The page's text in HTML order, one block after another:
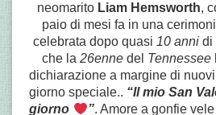
neomarito Liam Hemsworth,
paio di mesi fa in una
celebrata dopo quasi 10 anni di
che la 26ennedel Tennessee
dichiarazione a margine di
giorno speciale.. “Il mio San
giorno
”. Amore a gonfie